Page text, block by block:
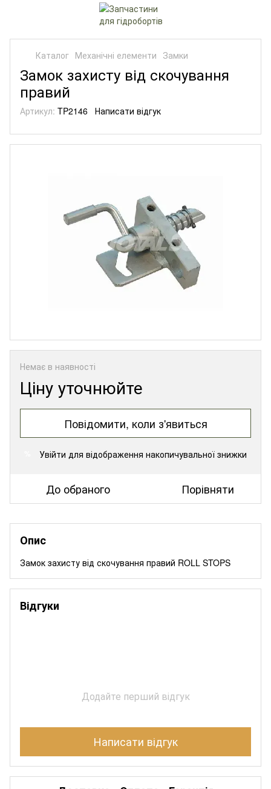
Каталог Механічні елементи Замки
Замок захисту від скочування
правий
Артикул: TP2146 Написати відгук
Немає в наявності
Ціну уточнюйте
Повідомити, коли з'явиться
Увійти для відображення накопичувальної знижки
До обраного Порівняти
Опис
Замок захисту від скочування правий ROLL STOPS
Відгуки
Додайте перший відгук
Написати відгук